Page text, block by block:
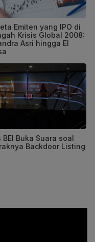
Emiten yang IPO di
Krisis Global 2008:
Asri hingga El
BEI Buka Suara soal
Backdoor Listing